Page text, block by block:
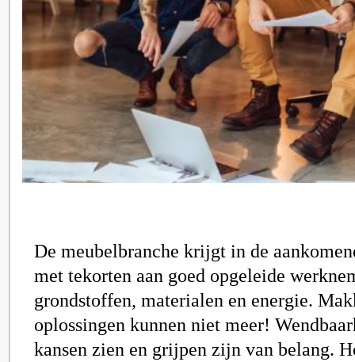
De meubelbranche krijgt in de
met tekorten aan goed opgeleide
grondstoffen, materialen en energie.
oplossingen kunnen niet meer!
kansen zien en grijpen zijn van belang.